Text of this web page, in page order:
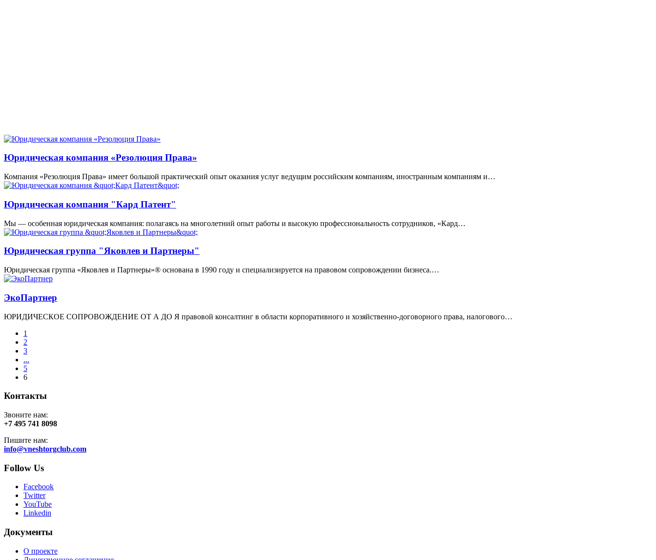
Юридическая компания «Резолюция Права»
Компания «Резолюция Права» имеет большой практический опыт оказания услуг ведущим российским компаниям, иностранным компаниям и…
Юридическая компания "Кард Патент"
Мы — особенная юридическая компания: полагаясь на многолетний опыт работы и высокую профессиональность сотрудников, «Кард…
Юридическая группа "Яковлев и Партнеры"
Юридическая группа «Яковлев и Партнеры»® основана в 1990 году и специализируется на правовом сопровождении бизнеса.…
ЭкоПартнер
ЮРИДИЧЕСКОЕ СОПРОВОЖДЕНИЕ ОТ А ДО Я правовой консалтинг в области корпоративного и хозяйственно-договорного права, налогового…
1
2
3
...
5
6
Контакты
Звоните нам:
+7 495 741 8098
Пишите нам:
info@vneshtorgclub.com
Follow Us
Facebook
Twitter
YouTube
Linkedin
Документы
О проекте